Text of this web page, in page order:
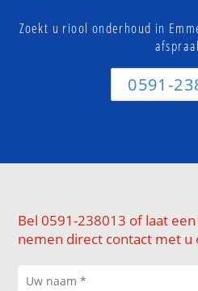
Zoekt u riool onderhoud in
0591-
Bel 0591-238013 of laat
nemen direct contact met u